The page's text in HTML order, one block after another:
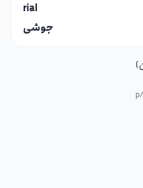
rial
جوشی